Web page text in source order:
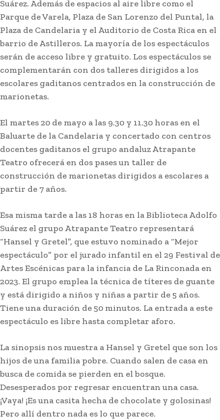
Suárez. Además de espacios al aire libre como el
Parque de Varela, Plaza de San Lorenzo del Puntal, la
Plaza de Candelaria y el Auditorio de Costa Rica en el
barrio de Astilleros. La mayoría de los espectáculos
serán de acceso libre y gratuito. Los espectáculos se
complementarán con dos talleres dirigidos a los
escolares gaditanos centrados en la construcción de
marionetas.
El martes 20 de mayo a las 9.30 y 11.30 horas en el
Baluarte de la Candelaria y concertado con centros
docentes gaditanos el grupo andaluz Atrapante
Teatro ofrecerá en dos pases un taller de
construcción de marionetas dirigidos a escolares a
partir de 7 años.
Esa misma tarde a las 18 horas en la Biblioteca Adolfo
Suárez el grupo Atrapante Teatro representará
“Hansel y Gretel”, que estuvo nominado a “Mejor
espectáculo” por el jurado infantil en el 29 Festival de
Artes Escénicas para la infancia de La Rinconada en
2023. El grupo emplea la técnica de títeres de guante
y está dirigido a niños y niñas a partir de 5 años.
Tiene una duración de 50 minutos. La entrada a este
espectáculo es libre hasta completar aforo.
La sinopsis nos muestra a Hansel y Gretel que son los
hijos de una familia pobre. Cuando salen de casa en
busca de comida se pierden en el bosque.
Desesperados por regresar encuentran una casa.
¡Vaya! ¡Es una casita hecha de chocolate y golosinas!
Pero allí dentro nada es lo que parece.